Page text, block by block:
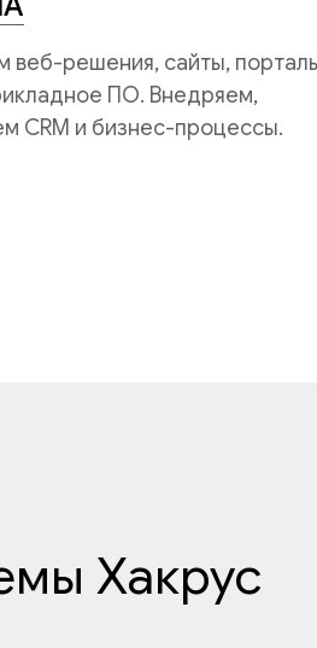
веб-решения, сайты,
ПО. Внедряем,
CRM и бизнес-процессы.
Хакрус